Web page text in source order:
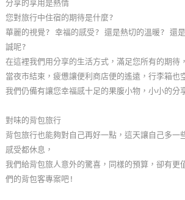
客
滿
意
度
訂
管
理
會
分享的享用是熱情
您對旅行中住宿的期待是什麼?
華麗的視覺? 幸福的感受? 還是熱切的溫暖? 還
誠呢?
在這裡我們用分享的生活方式，滿足您所有的期待，
當夜市結束，疲憊讓便利商店便的遙遠，行李箱也
我們仍備有讓您幸福感十足的果腹小物，小小的分
對味的背包旅行
背包旅行也能夠對自己再好一點，這天讓自己多一
感受都休息，
我們給背包旅人意外的驚喜，同樣的預算，卻有更
們的背包客專案吧!